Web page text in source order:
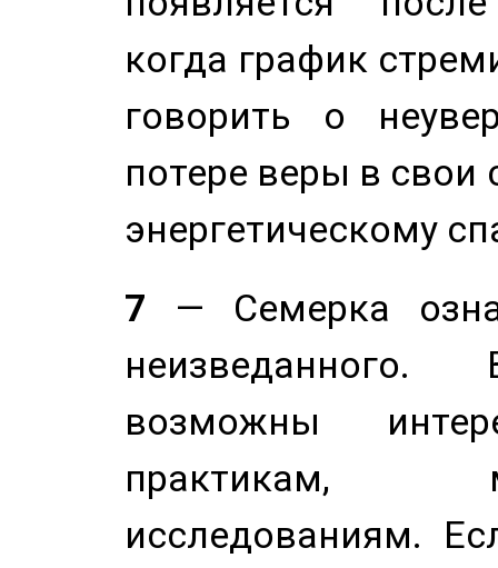
когда график
говорить о
потере веры в свои
энергетическому
7 — Семерка
возможны
практикам,
исследованиям.